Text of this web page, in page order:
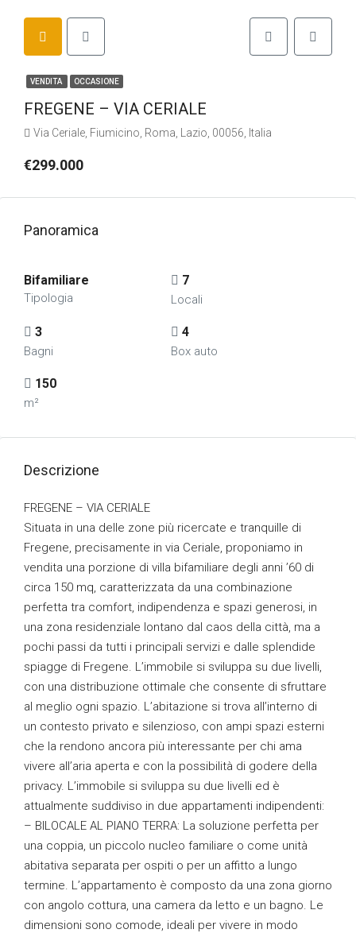
VENDITA OCCASIONE
FREGENE – VIA CERIALE
Via Ceriale, Fiumicino, Roma, Lazio, 00056, Italia
€299.000
Panoramica
Bifamiliare
Tipologia
7
Locali
3
Bagni
4
Box auto
150
m²
Descrizione
FREGENE – VIA CERIALE
Situata in una delle zone più ricercate e tranquille di
Fregene, precisamente in via Ceriale, proponiamo in
vendita una porzione di villa bifamiliare degli anni ’60 di
circa 150 mq, caratterizzata da una combinazione
perfetta tra comfort, indipendenza e spazi generosi, in
una zona residenziale lontano dal caos della città, ma a
pochi passi da tutti i principali servizi e dalle splendide
spiagge di Fregene. L’immobile si sviluppa su due livelli,
con una distribuzione ottimale che consente di sfruttare
al meglio ogni spazio. L’abitazione si trova all’interno di
un contesto privato e silenzioso, con ampi spazi esterni
che la rendono ancora più interessante per chi ama
vivere all’aria aperta e con la possibilità di godere della
privacy. L’immobile si sviluppa su due livelli ed è
attualmente suddiviso in due appartamenti indipendenti:
– BILOCALE AL PIANO TERRA: La soluzione perfetta per
una coppia, un piccolo nucleo familiare o come unità
abitativa separata per ospiti o per un affitto a lungo
termine. L’appartamento è composto da una zona giorno
con angolo cottura, una camera da letto e un bagno. Le
dimensioni sono comode, ideali per vivere in modo